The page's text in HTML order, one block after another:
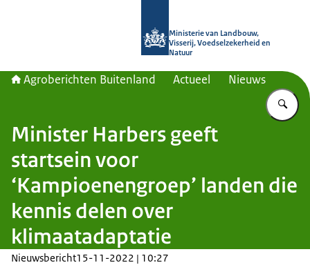
Ministerie van Landbouw,
Visserij, Voedselzekerheid en
Natuur
Agroberichten Buitenland Actueel Nieuws
Minister Harbers geeft
startsein voor
‘Kampioenengroep’ landen die
kennis delen over
klimaatadaptatie
Nieuwsbericht15-11-2022 | 10:27